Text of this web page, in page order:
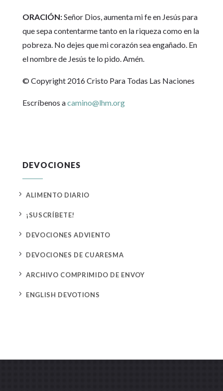
ORACIÓN:Señor Dios, aumenta mi fe en Jesús para
que sepa contentarme tanto en la riqueza como en la
pobreza. No dejes que mi corazón sea engañado. En
el nombre de Jesús te lo pido. Amén.
© Copyright 2016 Cristo Para Todas Las Naciones
Escríbenos acamino@lhm.org
DEVOCIONES
5 ALIMENTO DIARIO
5 ¡SUSCRÍBETE!
5 DEVOCIONES ADVIENTO
5 DEVOCIONES DE CUARESMA
5 ARCHIVO COMPRIMIDO DE ENVOY
5 ENGLISH DEVOTIONS